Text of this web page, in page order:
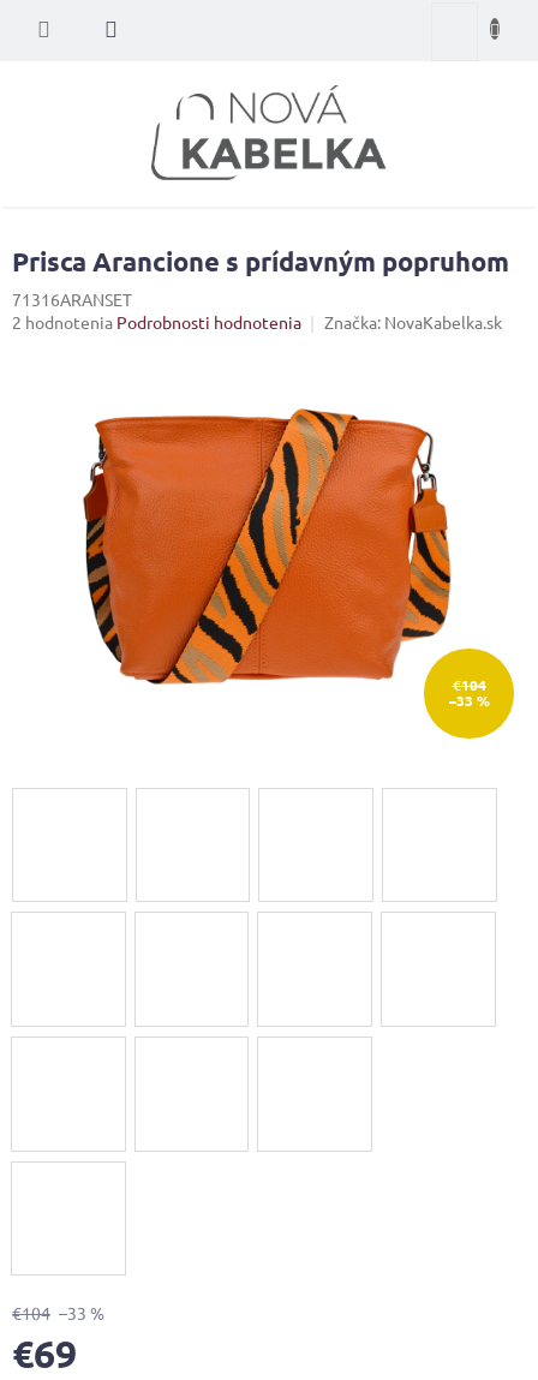
Nákupný
Prisca Arancione s prídavným popruhom
71316ARANSET
Priemerné
hviezdičiek.
2 hodnotenia Podrobnosti hodnotenia Značka: NovaKabelka.sk
€104
–33 %
€104 –33 %
€69